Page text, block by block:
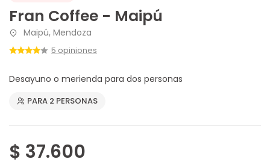
Fran Coffee - Maipú
Maipú, Mendoza
5 opiniones
Desayuno o merienda para dos personas
PARA 2 PERSONAS
$ 37.600